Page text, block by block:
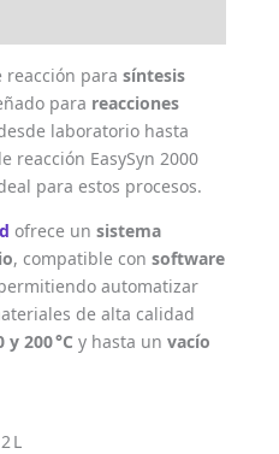
reacción para síntesis
para reacciones
laboratorio hasta
reacción EasySyn 2000
para estos procesos.
ofrece un sistema
, compatible con software
automatizar
de alta calidad
y 200 °C y hasta un vacío
2 L